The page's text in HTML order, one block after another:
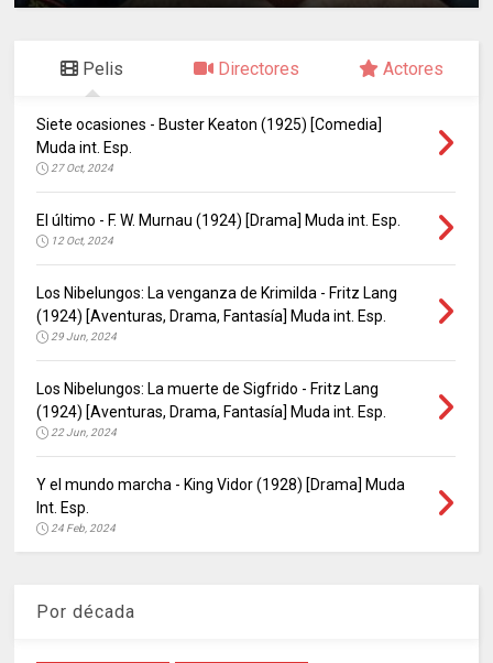
Pelis Directores Actores
Siete ocasiones - Buster Keaton (1925) [Comedia]
Muda int. Esp.
27 Oct, 2024
El último - F. W. Murnau (1924) [Drama] Muda int. Esp.
12 Oct, 2024
Los Nibelungos: La venganza de Krimilda - Fritz Lang
(1924) [Aventuras, Drama, Fantasía] Muda int. Esp.
29 Jun, 2024
Los Nibelungos: La muerte de Sigfrido - Fritz Lang
(1924) [Aventuras, Drama, Fantasía] Muda int. Esp.
22 Jun, 2024
Y el mundo marcha - King Vidor (1928) [Drama] Muda
Int. Esp.
24 Feb, 2024
Por década